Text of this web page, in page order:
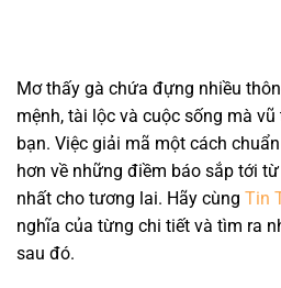
Mơ thấy gà chứa đựng nhiều
mệnh, tài lộc và cuộc sống mà
bạn. Việc giải mã một cách
hơn về những điềm báo sắp tới
nhất cho tương lai. Hãy cùng Tin
nghĩa của từng chi tiết và tìm ra
sau đó.